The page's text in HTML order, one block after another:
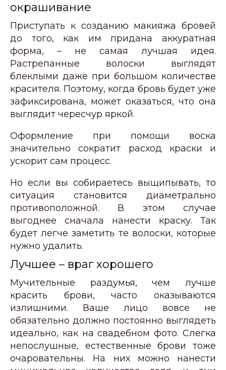
окрашивание
Приступать к созданию макияжа бровей
до того, как им придана аккуратная
форма, – не самая лучшая идея.
Растрепанные волоски выглядят
блеклыми даже при большом количестве
красителя. Поэтому, когда бровь будет уже
зафиксирована, может оказаться, что она
выглядит чересчур яркой.
Оформление при помощи воска
значительно сократит расход краски и
ускорит сам процесс.
Но если вы собираетесь выщипывать, то
ситуация становится диаметрально
противоположной. В этом случае
выгоднее сначала нанести краску. Так
будет легче заметить те волоски, которые
нужно удалить.
Лучшее – враг хорошего
Мучительные раздумья, чем лучше
красить брови, часто оказываются
излишними. Ваше лицо вовсе не
обязательно должно постоянно выглядеть
идеально, как на свадебном фото. Слегка
непослушные, естественные брови тоже
очаровательны. На них можно нанести